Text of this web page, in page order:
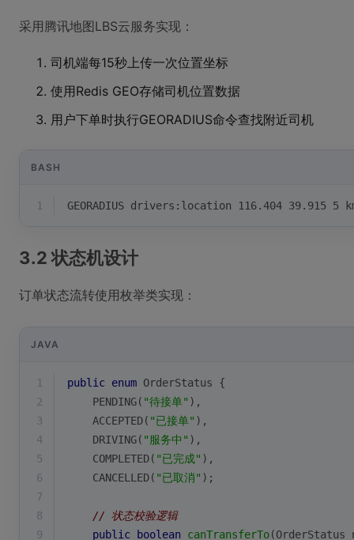
采用腾讯地图LBS云服务实现：
司机端每15秒上传一次位置坐标
使用Redis GEO存储司机位置数据
用户下单时执行GEORADIUS命令查找附近司机
BASH
1 GEORADIUS drivers:location 116.404 39.915 5
3.2 状态机设计
订单状态流转使用枚举类实现：
JAVA
1 public enum OrderStatus
{
2
    PENDING(
"待接单" ),
3
    ACCEPTED(
"已接单" ),
4
    DRIVING(
"服务中" ),
5
    COMPLETED(
"已完成" ),
6
    CANCELLED(
"已取消" );
7
8
// 状态校验逻辑
9
public boolean canTransferTo(OrderStatus